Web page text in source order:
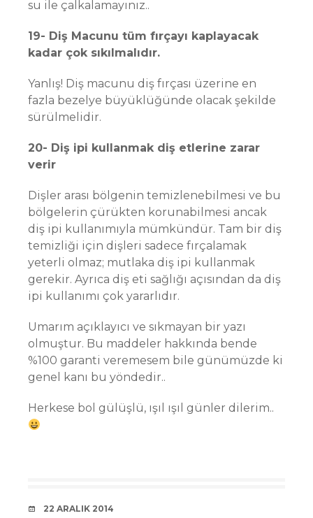
su ile çalkalamayınız..
19- Diş Macunu tüm fırçayı kaplayacak
kadar çok sıkılmalıdır.
Yanlış! Diş macunu diş fırçası üzerine en
fazla bezelye büyüklüğünde olacak şekilde
sürülmelidir.
20- Diş ipi kullanmak diş etlerine zarar
verir
Dişler arası bölgenin temizlenebilmesi ve bu
bölgelerin çürükten korunabilmesi ancak
diş ipi kullanımıyla mümkündür. Tam bir diş
temizliği için dişleri sadece fırçalamak
yeterli olmaz; mutlaka diş ipi kullanmak
gerekir. Ayrıca diş eti sağlığı açısından da diş
ipi kullanımı çok yararlıdır.
Umarım açıklayıcı ve sıkmayan bir yazı
olmuştur. Bu maddeler hakkında bende
%100 garanti veremesem bile günümüzde ki
genel kanı bu yöndedir..
Herkese bol gülüşlü, ışıl ışıl günler dilerim..
DATE
22 ARALIK 2014